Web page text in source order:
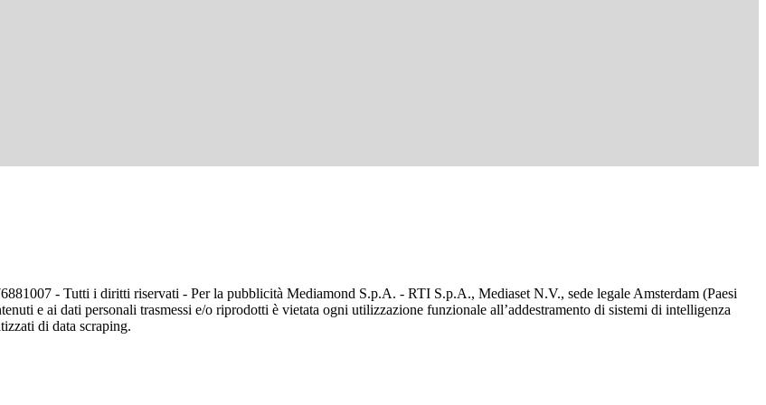
- Tutti i diritti riservati - Per la pubblicità Mediamond S.p.A. - RTI S.p.A., Mediaset N.V., sede legale Amsterdam (Paesi
e ai dati personali trasmessi e/o riprodotti è vietata ogni utilizzazione funzionale all’addestramento di sistemi di intelligenza
di data scraping.